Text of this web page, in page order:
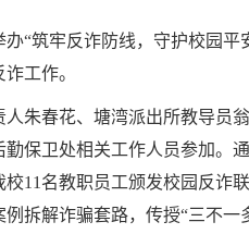
“筑牢反诈防线，守护校园
工作。
朱春花、塘湾派出所教导员
保卫处相关工作人员参加
校11 名教职员工颁发校园反诈
拆解诈骗套路，传授“三不